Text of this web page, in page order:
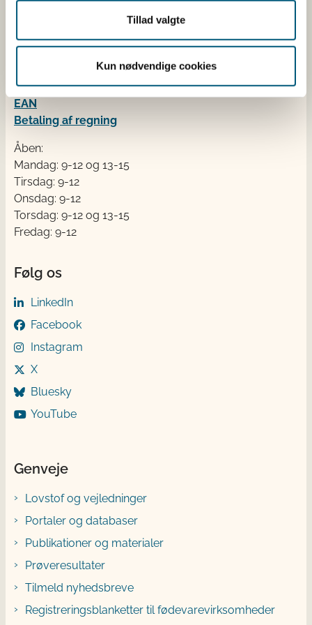
Tillad valgte
Kun nødvendige cookies
Stationsparken 31-33
CVR: 62534516
EAN
Betaling af regning
Åben:
Mandag: 9-12 og 13-15
Tirsdag: 9-12
Onsdag: 9-12
Torsdag: 9-12 og 13-15
Fredag: 9-12
Følg os
LinkedIn
Facebook
Instagram
X
Bluesky
YouTube
Genveje
Lovstof og vejledninger
Portaler og databaser
Publikationer og materialer
Prøveresultater
Tilmeld nyhedsbreve
Registreringsblanketter til fødevarevirksomheder